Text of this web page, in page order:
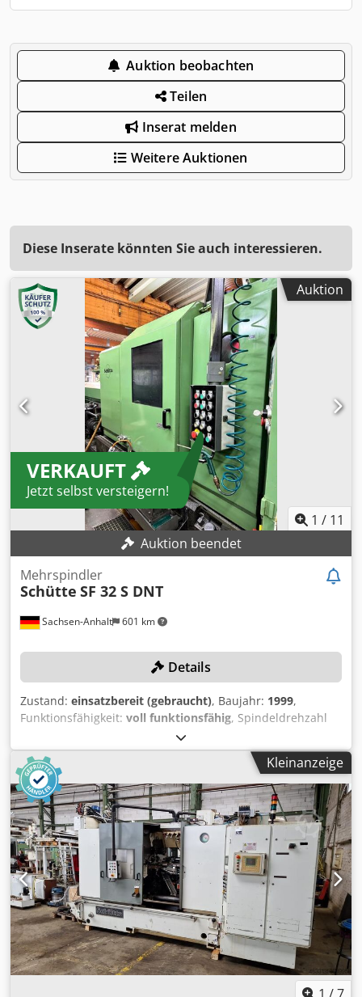
Auktion beobachten
Teilen
Inserat melden
Weitere Auktionen
Diese Inserate könnten Sie auch interessieren.
Auktion
VERKAUFT
Jetzt selbst versteigern!
1 / 11
Auktion beendet
Sachsen-Anhalt 601 km
Mehrspindler
Schütte SF 32 S DNT
Details
Zustand: einsatzbereit (gebraucht), Baujahr: 1999,
Funktionsfähigkeit: voll funktionsfähig, Spindeldrehzahl
, Stangendurchmesser (max.):
Drehlänge:80 mm, Bohrtiefe:80 mm, Kein Mindestpreis -
garantierter Verkauf zum höchsten Gebot! Die Maschine
wird mit Spannzangen, Aufnahmen und weiterem Zubehör
verkauft! Für weitere Schütte Mehrspindler, die vom
selben Standort verkauft werden, siehe unten!
TECHNISCHE DETAILS Drehlänge max.: 80 mm Bohrtiefe
max.: 80 mm Größter Werkstoffdurchlass: 32 mm Größter
Werkstoffvorschub: 125 mm Drehzahl beim Drehen: 200–
3.150 U/min Drehzahl beim Gewindeschneiden rechts:
11,2–1.575 U/min Dsdpfx Asy R R Igshgokr MASCHINEN-
DETAILS Kühlmittelmenge: 600 l Pumpenleistung: 170
l/min Abmessungen & Gewicht Flächenbedarf: 7,3 x 2,5 m
Höhe: 2 m Gewicht: 8.300 kg Spannung: 380 V Stromart: 50
Hz Hauptantrieb: 20,5 kW Tauchpumpe: 1,5 kW
Kleinanzeige